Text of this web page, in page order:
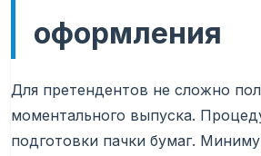
оформления
Для претендентов не сложно
моментального выпуска.
подготовки пачки бумаг.